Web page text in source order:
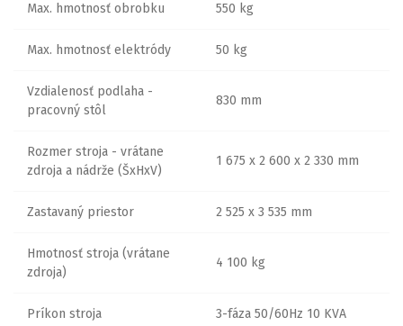
Max. hmotnosť obrobku 550 kg
Max. hmotnosť elektródy 50 kg
Vzdialenosť podlaha -
pracovný stôl
830 mm
Rozmer stroja - vrátane
zdroja a nádrže (ŠxHxV)
1 675 x 2 600 x 2 330 mm
Zastavaný priestor 2 525 x 3 535 mm
Hmotnosť stroja (vrátane
zdroja)
4 100 kg
Príkon stroja 3-fáza 50/60Hz 10 KVA